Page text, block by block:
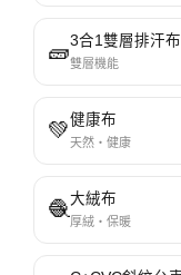
🧱3合1雙層排汗布
雙層機能
💚健康布
天然・健康
🧶大絨布
厚絨・保暖